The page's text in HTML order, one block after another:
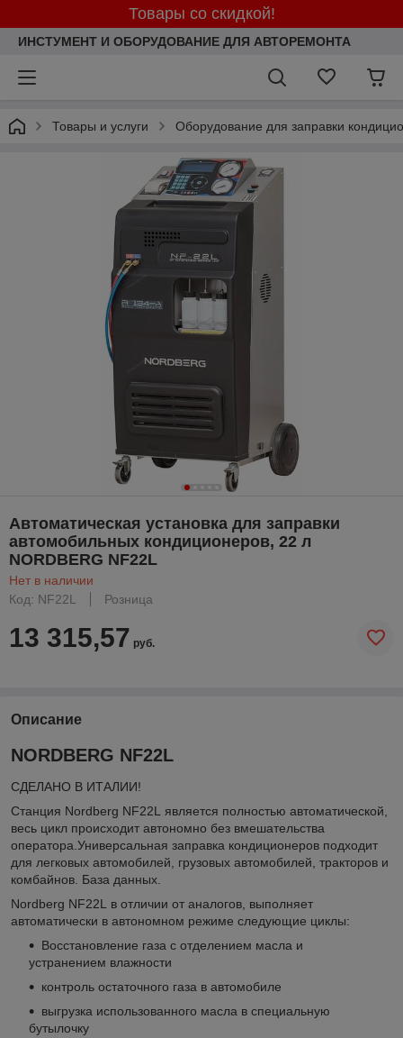
Товары со скидкой!
ИНСТУМЕНТ И ОБОРУДОВАНИЕ ДЛЯ АВТОРЕМОНТА
Товары и услуги Оборудование для заправки
Автоматическая установка для заправки
автомобильных кондиционеров, 22 л
NORDBERG NF22L
Нет в наличии
Код: NF22L
Розница
13 315,57 руб.
Описание
NORDBERG NF22L
СДЕЛАНО В ИТАЛИИ!
Станция Nordberg NF22L является полностью автоматической,
весь цикл происходит автономно без вмешательства
оператора.Универсальная заправка кондиционеров подходит
для легковых автомобилей, грузовых автомобилей, тракторов и
комбайнов. База данных.
Nordberg NF22L в отличии от аналогов, выполняет
автоматически в автономном режиме следующие циклы:
Восстановление газа с отделением масла и
устранением влажности
контроль остаточного газа в автомобиле
выгрузка использованного масла в специальную
бутылочку